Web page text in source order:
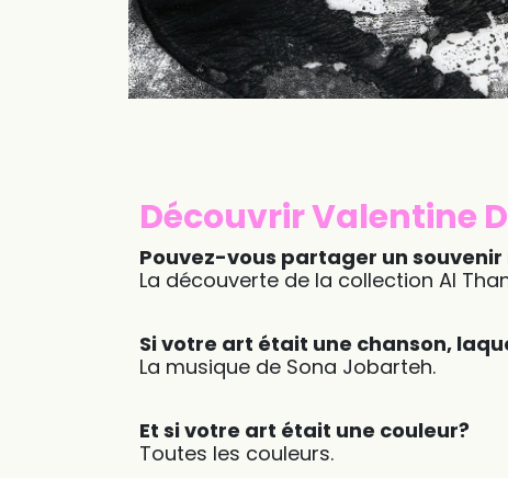
Découvrir Valentine
Pouvez-vous partager un
La découverte de la collection Al
Si votre art était une chanson,
La musique de Sona Jobarteh.
Et si votre art était une couleur?
Toutes les couleurs.